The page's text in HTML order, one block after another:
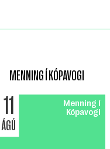
MENNING Í KÓPAVOGI
11
ÁGÚ
Menning í
Kópavogi